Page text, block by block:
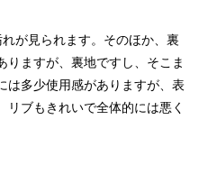
が見られます。そのほか、裏
りますが、裏地ですし、そこま
は多少使用感がありますが、表
ブもきれいで全体的には悪く